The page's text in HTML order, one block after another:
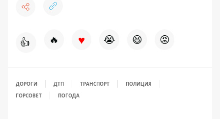
👍 🔥 ♥ 😭 😆 😡
ДОРОГИ ДТП ТРАНСПОРТ
ПОЛИЦИЯ
ГОРСОВЕТ
ПОГОДА